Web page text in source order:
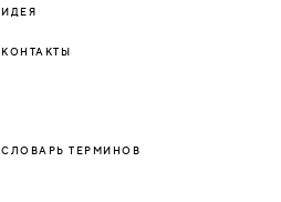
ИДЕЯ
КОНТАКТЫ
СЛОВАРЬ ТЕРМИНОВ